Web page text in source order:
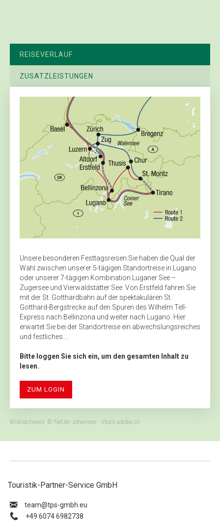
REISEVERLAUF
ZUSATZLEISTUNGEN
Unsere besonderen Festtagsreisen:Sie haben die Qual der
Wahl zwischen unserer 5-tägigen Standortreise in Lugano
oder unserer 7-tägigen Kombination Luganer See –
Zugersee und Vierwaldstätter See. Von Erstfeld fahren Sie
mit der St. Gotthardbahn auf der spektakulären St.
Gotthard-Bergstrecke auf den Spuren des Wilhelm Tell-
Express nach Bellinzona und weiter nach Lugano. Hier
erwartet Sie bei der Standortreise ein abwechslungsreiches
und festliches ...
Bitte loggen Sie sich ein, um den gesamten Inhalt zu
lesen.
ZUM LOGIN
Bildnachweis: © Netzer Johannes - stock.adobe.co
Touristik-Partner-Service GmbH
ue.hbmg-spt@maet
+49 6074 6982738